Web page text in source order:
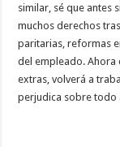
similar, sé que antes
muchos derechos
paritarias, reformas
del empleado. Ahora
extras, volverá a
perjudica sobre todo